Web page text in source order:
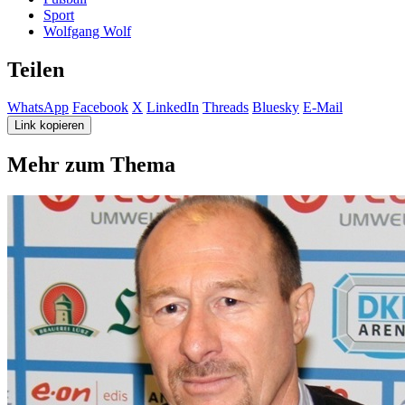
Sport
Wolfgang Wolf
Teilen
WhatsApp Facebook X LinkedIn Threads Bluesky E-Mail
Link kopieren
Mehr zum Thema